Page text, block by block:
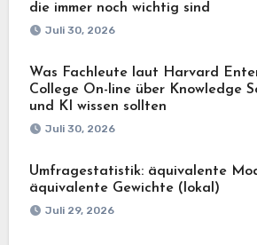
die immer noch wichtig sind
Juli 30, 2026
Was Fachleute laut Harvard
College On-line über Knowledge
und KI wissen sollten
Juli 30, 2026
Umfragestatistik: äquivalente
äquivalente Gewichte (lokal)
Juli 29, 2026